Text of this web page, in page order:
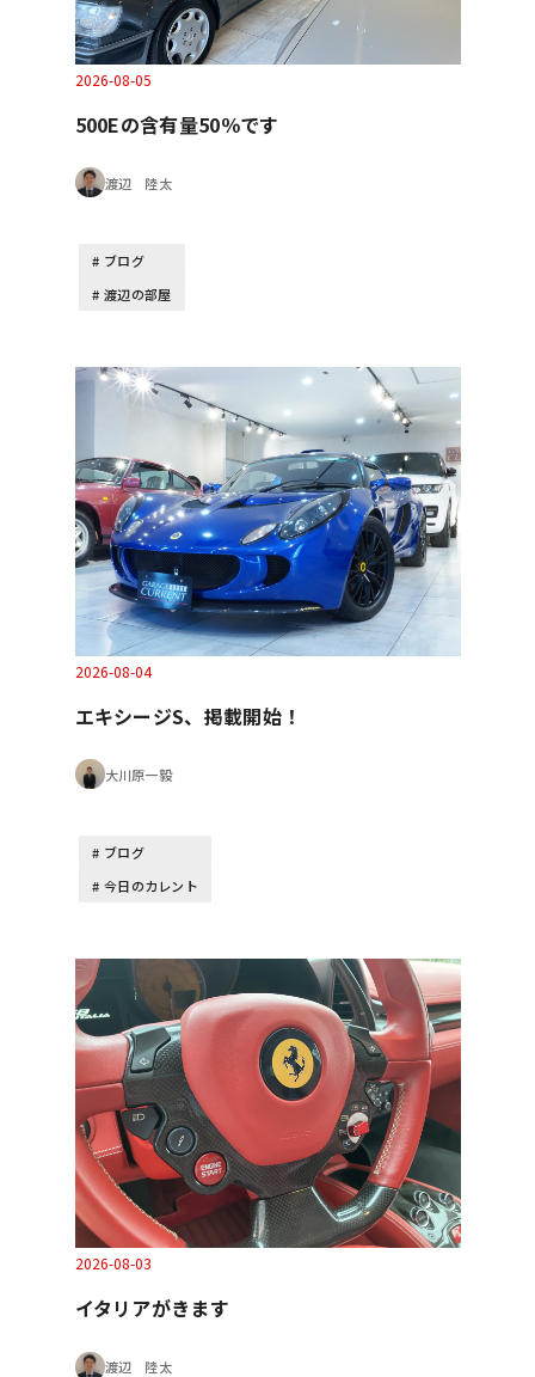
2026-08-05
500Eの含有量50％です
渡辺 陸太
ブログ
渡辺の部屋
2026-08-04
エキシージS、掲載開始！
大川原一毅
ブログ
今日のカレント
2026-08-03
イタリアがきます
渡辺 陸太